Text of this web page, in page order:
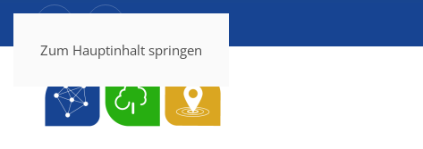
Zum Hauptinhalt springen